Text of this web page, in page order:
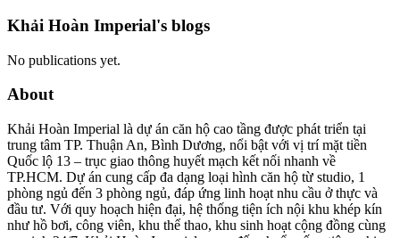
Khải Hoàn Imperial's blogs
No publications yet.
About
Khải Hoàn Imperial là dự án căn hộ cao tầng được phát triển tại
trung tâm TP. Thuận An, Bình Dương, nổi bật với vị trí mặt tiền
Quốc lộ 13 – trục giao thông huyết mạch kết nối nhanh về
TP.HCM. Dự án cung cấp đa dạng loại hình căn hộ từ studio, 1
phòng ngủ đến 3 phòng ngủ, đáp ứng linh hoạt nhu cầu ở thực và
đầu tư. Với quy hoạch hiện đại, hệ thống tiện ích nội khu khép kín
như hồ bơi, công viên, khu thể thao, khu sinh hoạt cộng đồng cùng